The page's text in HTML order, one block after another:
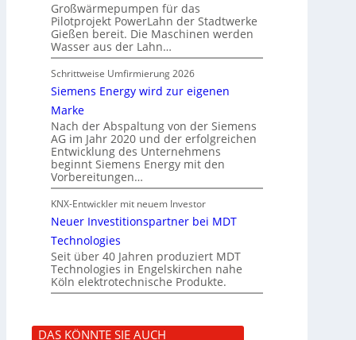
Großwärmepumpen für das
Pilotprojekt PowerLahn der Stadtwerke
Gießen bereit. Die Maschinen werden
Wasser aus der Lahn…
Schrittweise Umfirmierung 2026
Siemens Energy wird zur eigenen
Marke
Nach der Abspaltung von der Siemens
AG im Jahr 2020 und der erfolgreichen
Entwicklung des Unternehmens
beginnt Siemens Energy mit den
Vorbereitungen…
KNX-Entwickler mit neuem Investor
Neuer Investitionspartner bei MDT
Technologies
Seit über 40 Jahren produziert MDT
Technologies in Engelskirchen nahe
Köln elektrotechnische Produkte.
DAS KÖNNTE SIE AUCH